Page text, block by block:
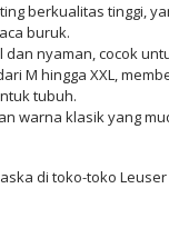
berkualitas tinggi,
buruk.
dan nyaman, cocok
M hingga XXL,
tubuh.
warna klasik yang
di toko-toko